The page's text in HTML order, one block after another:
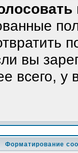
вы
всего,
Форматирование